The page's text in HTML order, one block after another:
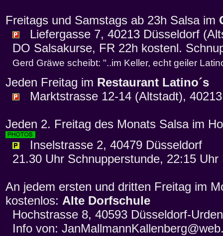
Freitags und Samstags ab 23h Salsa im
Liefergasse 7, 40213 Düsseldorf
DO Salsakurse, FR 22h kostenl.
Gerd Gräwe scheibt: "..im Keller, echt geiler
Jeden Freitag im Restaurant Latino´s
Marktstrasse 12-14 (Altstadt),
Jeden 2. Freitag des Monats Salsa im
Inselstrasse 2, 40479 Düsseldorf
21.30 Uhr Schnupperstunde, 22:15 Uhr
An jedem ersten und dritten Freitag im
kostenlos: Alte Dorfschule
Hochstrasse 8, 40593 Düsseldorf-
Info von: